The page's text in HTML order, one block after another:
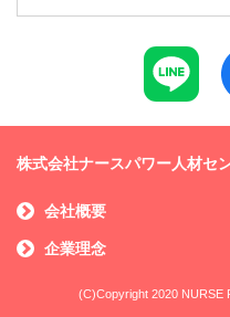
株式会社ナースパワー人材セ
会社概要
企業理念
(C)Copyright 2020 NURSE